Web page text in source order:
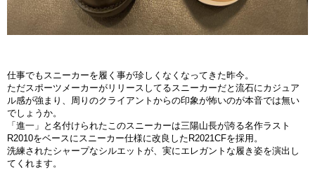
仕事でもスニーカーを履く事が珍しくなくなってきた昨今。
ただスポーツメーカーがリリースしてるスニーカーだと流石にカジュア
ル感が強まり、周りのクライアントからの印象が怖いのが本音では無い
でしょうか。
「進一」と名付けられたこのスニーカーは三陽山長が誇る名作ラスト
R2010をベースにスニーカー仕様に改良したR2021CFを採用。
洗練されたシャープなシルエットが、実にエレガントな履き姿を演出し
てくれます。